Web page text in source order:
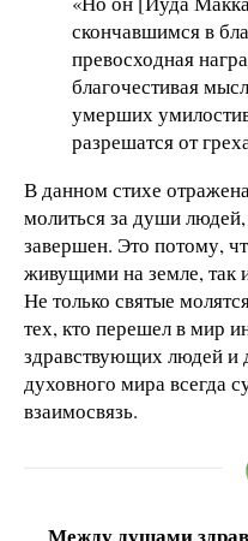
скончавшимся в
превосходная
благочестивая
умерших
разрешатся от
В данном стихе
молиться за души
завершен. Это потому,
живущими на земле, так
Не только святые
тех, кто перешел в мир
здравствующих людей и
духовного мира всегда
взаимосвязь.